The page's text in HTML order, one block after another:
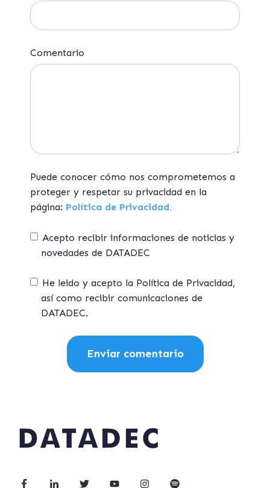
Comentario
Puede conocer cómo nos comprometemos a
proteger y respetar su privacidad en la
página: Política de Privacidad.
Acepto recibir informaciones de noticias y
novedades de DATADEC
He leido y acepto la Política de Privacidad,
así como recibir comunicaciones de
DATADEC.